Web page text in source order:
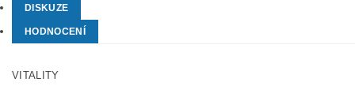
DISKUZE
HODNOCENÍ
VITALITY